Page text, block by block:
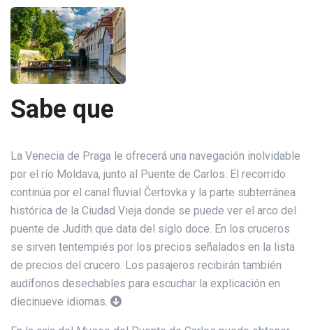
Sabe que
La Venecia de Praga le ofrecerá una navegación inolvidable
por el río Moldava, junto al Puente de Carlos. El recorrido
continúa por el canal fluvial Čertovka y la parte subterránea
histórica de la Ciudad Vieja donde se puede ver el arco del
puente de Judith que data del siglo doce. En los cruceros
se sirven tentempiés por los precios señalados en la lista
de precios del crucero. Los pasajeros recibirán también
audífonos desechables para escuchar la explicación en
diecinueve idiomas.